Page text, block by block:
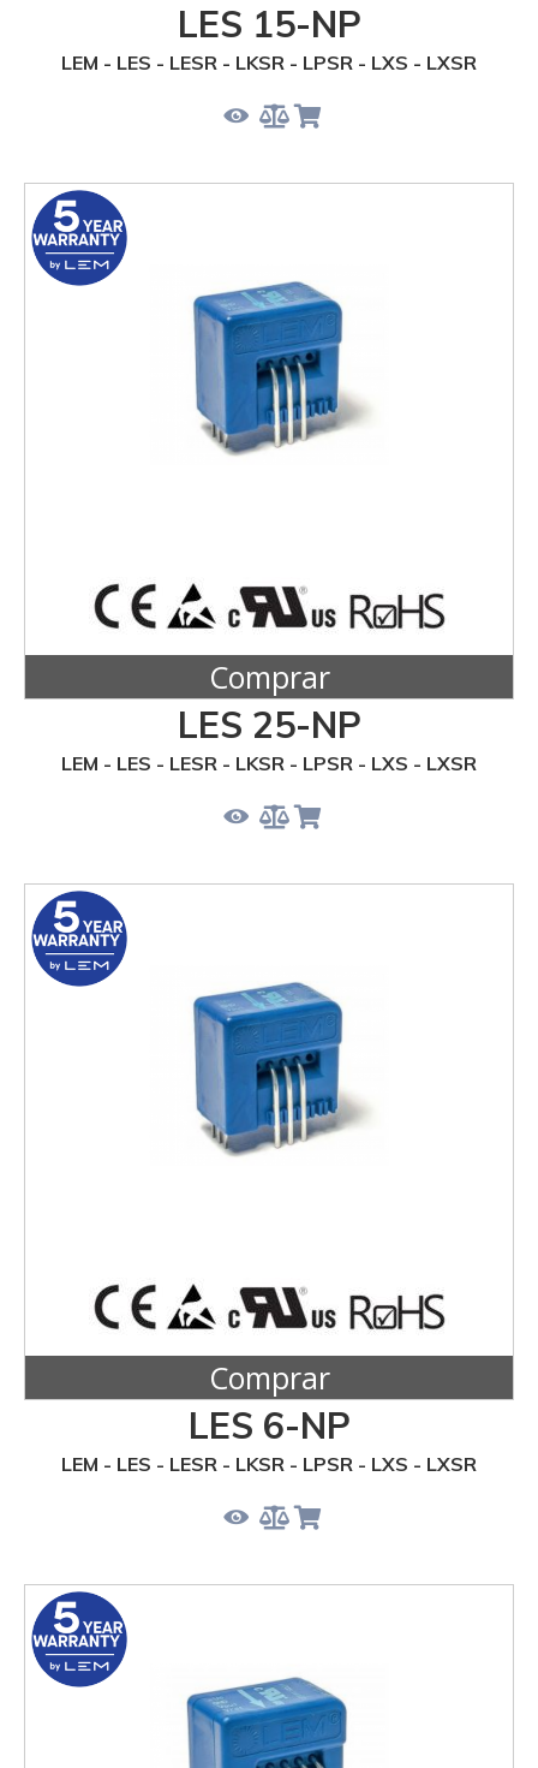
LES 15-NP
LEM - LES - LESR - LKSR - LPSR - LXS - LXSR
Comprar
LES 25-NP
LEM - LES - LESR - LKSR - LPSR - LXS - LXSR
Comprar
LES 6-NP
LEM - LES - LESR - LKSR - LPSR - LXS - LXSR